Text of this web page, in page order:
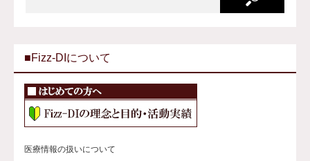
■Fizz-DIについて
医療情報の扱いについて